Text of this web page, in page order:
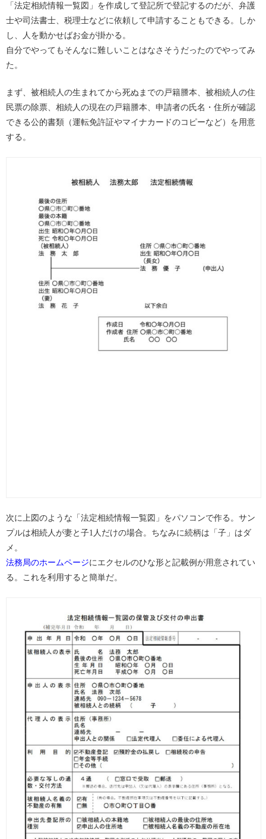
「法定相続情報一覧図」を作成して登記所で登記するのだが、弁護
士や司法書士、税理士などに依頼して申請することもできる。しか
し、人を動かせばお金が掛かる。
自分でやってもそんなに難しいことはなさそうだったのでやってみ
た。
まず、被相続人の生まれてから死ぬまでの戸籍謄本、被相続人の住
民票の除票、相続人の現在の戸籍謄本、申請者の氏名・住所が確認
できる公的書類（運転免許証やマイナカードのコピーなど）を用意
する。
次に上図のような「法定相続情報一覧図」をパソコンで作る。サン
プルは相続人が妻と子1人だけの場合。ちなみに続柄は「子」はダ
メ。
法務局のホームページにエクセルのひな形と記載例が用意されてい
る。これを利用すると簡単だ。